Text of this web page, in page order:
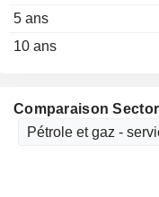
5 ans
10 ans
Comparaison